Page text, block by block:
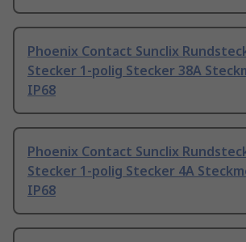
Phoenix Contact Sunclix
Stecker 1-polig Stecker 38A
IP68
Phoenix Contact Sunclix
Stecker 1-polig Stecker 4A
IP68